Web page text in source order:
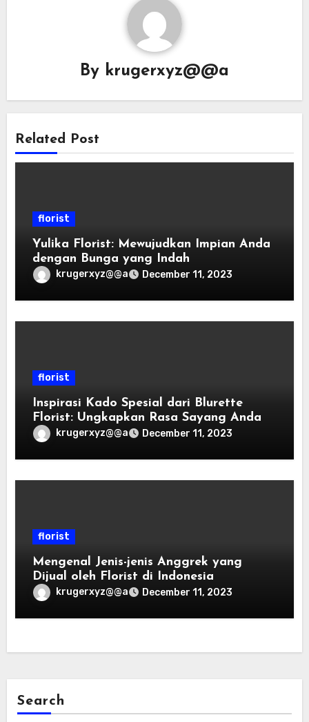
By krugerxyz@@a
Related Post
florist
Yulika Florist: Mewujudkan Impian Anda
dengan Bunga yang Indah
krugerxyz@@a December 11, 2023
florist
Inspirasi Kado Spesial dari Blurette
Florist: Ungkapkan Rasa Sayang Anda
krugerxyz@@a December 11, 2023
florist
Mengenal Jenis-jenis Anggrek yang
Dijual oleh Florist di Indonesia
krugerxyz@@a December 11, 2023
Search